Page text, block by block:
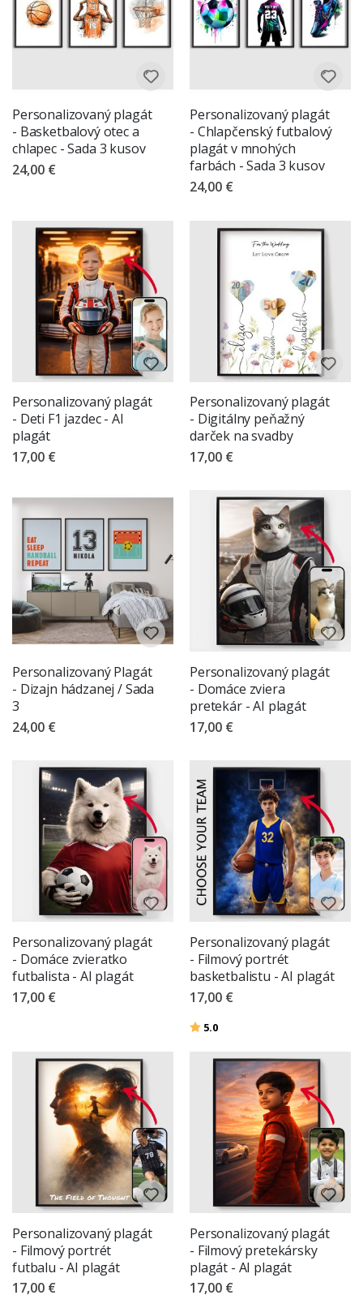
Personalizovaný plagát
- Basketbalový otec a
chlapec - Sada 3 kusov
24,00 €
Personalizovaný plagát
- Chlapčenský futbalový
plagát v mnohých
farbách - Sada 3 kusov
24,00 €
Personalizovaný plagát
- Deti F1 jazdec - AI
plagát
17,00 €
Personalizovaný plagát
- Digitálny peňažný
darček na svadby
17,00 €
Personalizovaný Plagát
- Dizajn hádzanej / Sada
3
24,00 €
Personalizovaný plagát
- Domáce zviera
pretekár - AI plagát
17,00 €
Personalizovaný plagát
- Domáce zvieratko
futbalista - AI plagát
17,00 €
Personalizovaný plagát
- Filmový portrét
basketbalistu - AI plagát
17,00 €
Hodnotenie:
5.0
Personalizovaný plagát
- Filmový portrét
futbalu - AI plagát
17,00 €
Personalizovaný plagát
- Filmový pretekársky
plagát - AI plagát
17,00 €